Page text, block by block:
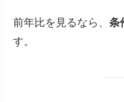
前年比を見るなら、条
す。